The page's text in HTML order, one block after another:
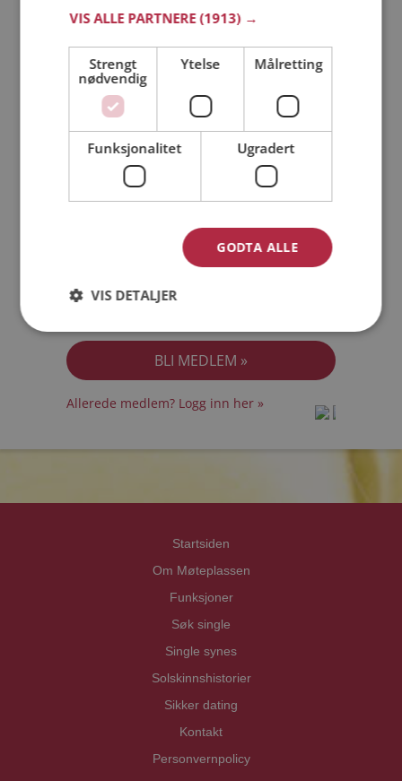
Bli medlem gratis!
Jeg er en: Mann Kvinne
Min alder:
Jeg akseptererMedlemsvilkårene
Allerede medlem? Logg inn her »
Startsiden
Om Møteplassen
Funksjoner
Søk single
Single synes
Solskinnshistorier
Sikker dating
Kontakt
Personvernpolicy
VIS ALLE PARTNERE(1913) →
Strengt
nødvendig
Ytelse Målretting
Funksjonalitet Ugradert
GODTA ALLE
VIS DETALJER